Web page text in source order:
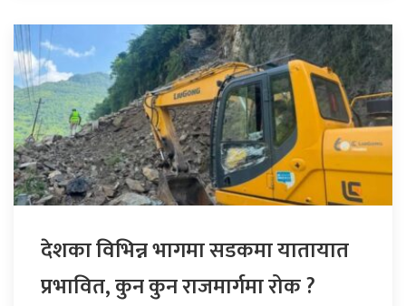
देशका विभिन्न भागमा सडकमा यातायात
प्रभावित, कुन कुन राजमार्गमा रोक ?